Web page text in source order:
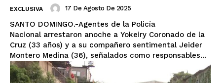
EXCLUSIVA 17 De Agosto De 2025
SANTO DOMINGO.-Agentes de la Policía
Nacional arrestaron anoche a Yokeiry Coronado de la
Cruz (33 años) y a su compañero sentimental Jeider
Montero Medina (36), señalados como responsables...